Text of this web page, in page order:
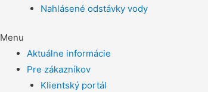
Nahlásené odstávky vody
Menu
Aktuálne informácie
Pre zákazníkov
Klientský portál